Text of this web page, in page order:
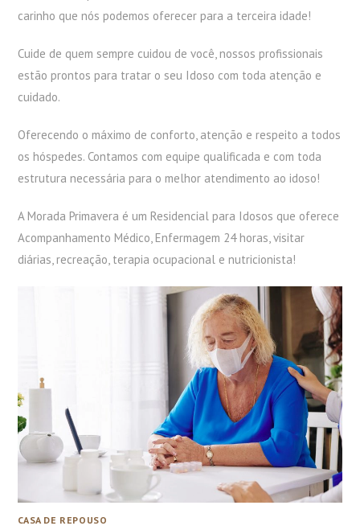
carinho que nós podemos oferecer para a terceira idade!
Cuide de quem sempre cuidou de você, nossos profissionais
estão prontos para tratar o seu Idoso com toda atenção e
cuidado.
Oferecendo o máximo de conforto, atenção e respeito a todos
os hóspedes. Contamos com equipe qualificada e com toda
estrutura necessária para o melhor atendimento ao idoso!
A Morada Primavera é um Residencial para Idosos que oferece
Acompanhamento Médico, Enfermagem 24 horas, visitar
diárias, recreação, terapia ocupacional e nutricionista!
CASA DE REPOUSO